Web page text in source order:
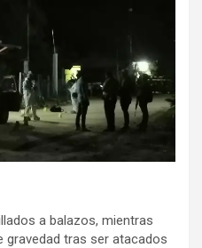
a balazos, mientras
tras ser atacados